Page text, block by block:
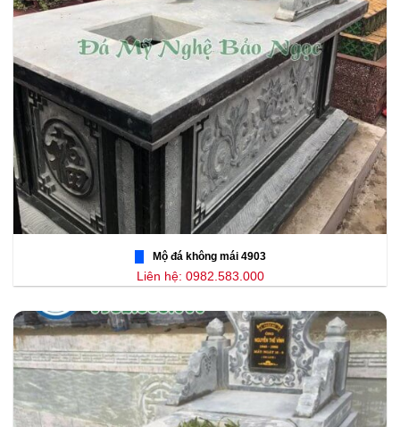
Mộ đá không mái 4903
Liên hệ: 0982.583.000